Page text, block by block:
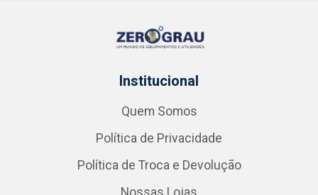
Institucional
Quem Somos
Política de Privacidade
Política de Troca e Devolução
Nossas Lojas